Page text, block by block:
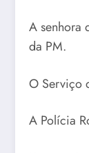
A senhora
da PM.
O Serviço
A Polícia